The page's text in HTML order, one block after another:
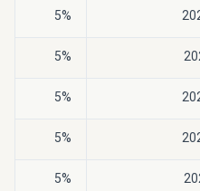
5%
5%
5%
5%
5%